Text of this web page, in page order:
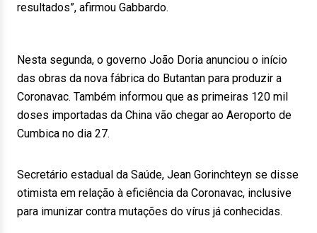
resultados”, afirmou Gabbardo.
Nesta segunda, o governo João Doria anunciou o início
das obras da nova fábrica do Butantan para produzir a
Coronavac. Também informou que as primeiras 120 mil
doses importadas da China vão chegar ao Aeroporto de
Cumbica no dia 27.
Secretário estadual da Saúde, Jean Gorinchteyn se disse
otimista em relação à eficiência da Coronavac, inclusive
para imunizar contra mutações do vírus já conhecidas.